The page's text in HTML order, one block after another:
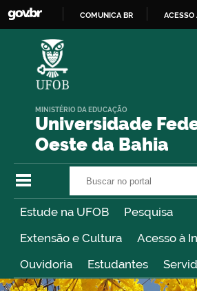
COMUNICA BR ACESSO
Universidade
Oeste da Bahia
MINISTÉRIO DA EDUCAÇÃO
Estude na UFOB
Pesquisa
Extensão e Cultura
Acesso à
Ouvidoria
Estudantes